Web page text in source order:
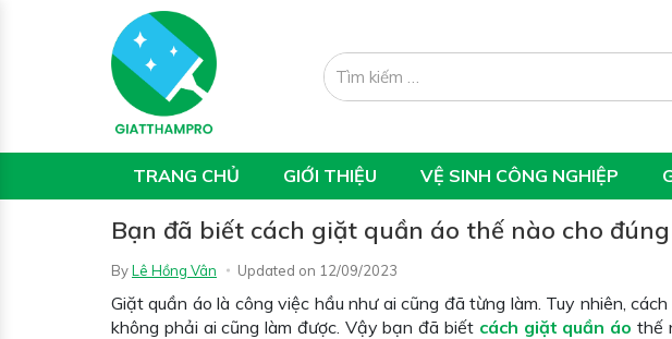
TRANG CHỦ GIỚI THIỆU VỆ SINH CÔNG NGHIỆP
Bạn đã biết cách giặt quần áo thế nào cho
ByLê Hồng Vân Updated on 12/09/2023
Giặt quần áo là công việc hầu như ai cũng đã từng làm. Tuy nhiên,
không phải ai cũng làm được. Vậy bạn đã biết cách giặt quần áo thế